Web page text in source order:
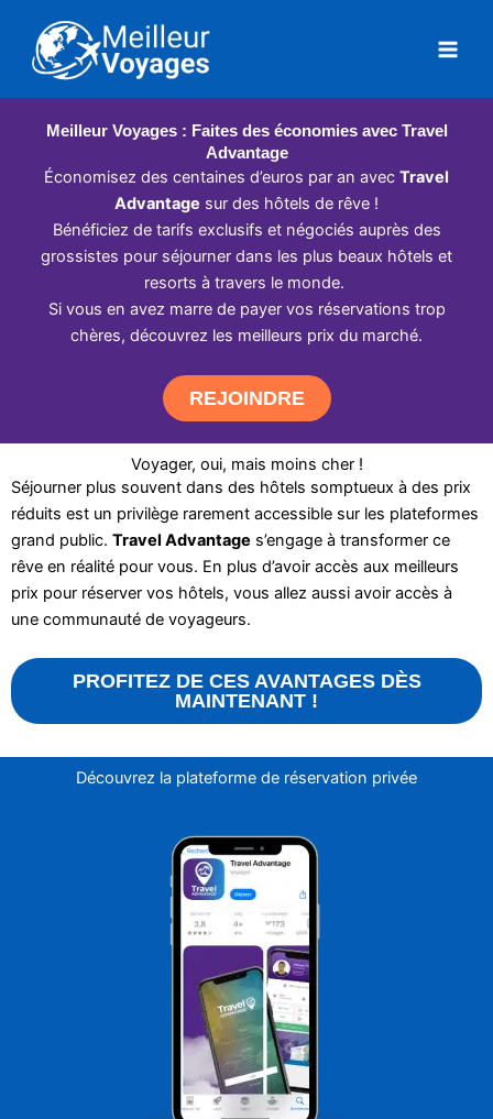
contenu
Meilleur Voyages : Faites des économies avec Travel
Advantage
Économisez des centaines d’euros par an avec Travel
Advantage sur des hôtels de rêve !
Bénéficiez de tarifs exclusifs et négociés auprès des
grossistes pour séjourner dans les plus beaux hôtels et
resorts à travers le monde.
Si vous en avez marre de payer vos réservations trop
chères, découvrez les meilleurs prix du marché.
REJOINDRE
Voyager, oui, mais moins cher !
Séjourner plus souvent dans des hôtels somptueux à des prix
réduits est un privilège rarement accessible sur les plateformes
grand public. Travel Advantage s’engage à transformer ce
rêve en réalité pour vous. En plus d’avoir accès aux meilleurs
prix pour réserver vos hôtels, vous allez aussi avoir accès à
une communauté de voyageurs.
PROFITEZ DE CES AVANTAGES DÈS
MAINTENANT !
Découvrez la plateforme de réservation privée